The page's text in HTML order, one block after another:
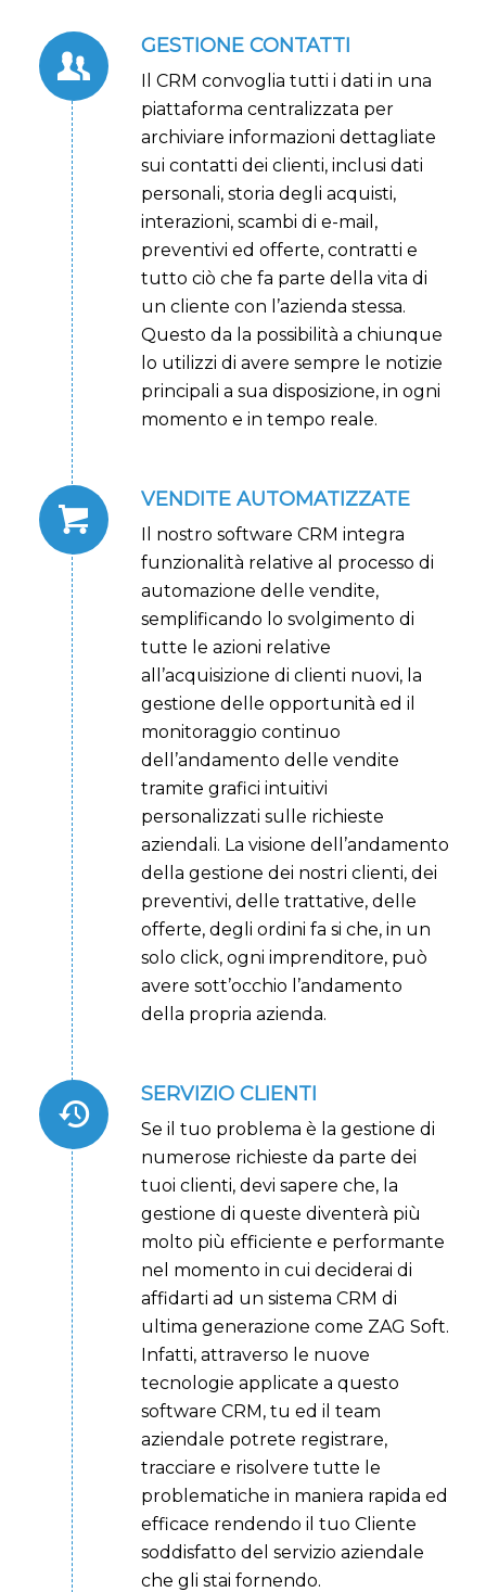
GESTIONE CONTATTI
Il CRM convoglia tutti i dati in una
piattaforma centralizzata per
archiviare informazioni dettagliate
sui contatti dei clienti, inclusi dati
personali, storia degli acquisti,
interazioni, scambi di e-mail,
preventivi ed offerte, contratti e
tutto ciò che fa parte della vita di
un cliente con l’azienda stessa.
Questo da la possibilità a chiunque
lo utilizzi di avere sempre le notizie
principali a sua disposizione, in ogni
momento e in tempo reale.
VENDITE AUTOMATIZZATE
Il nostro software CRM integra
funzionalità relative al processo di
automazione delle vendite,
semplificando lo svolgimento di
tutte le azioni relative
all’acquisizione di clienti nuovi, la
gestione delle opportunità ed il
monitoraggio continuo
dell’andamento delle vendite
tramite grafici intuitivi
personalizzati sulle richieste
aziendali. La visione dell’andamento
della gestione dei nostri clienti, dei
preventivi, delle trattative, delle
offerte, degli ordini fa si che, in un
solo click, ogni imprenditore, può
avere sott’occhio l’andamento
della propria azienda.
SERVIZIO CLIENTI
Se il tuo problema è la gestione di
numerose richieste da parte dei
tuoi clienti, devi sapere che, la
gestione di queste diventerà più
molto più efficiente e performante
nel momento in cui deciderai di
affidarti ad un sistema CRM di
ultima generazione come ZAG Soft.
Infatti, attraverso le nuove
tecnologie applicate a questo
software CRM, tu ed il team
aziendale potrete registrare,
tracciare e risolvere tutte le
problematiche in maniera rapida ed
efficace rendendo il tuo Cliente
soddisfatto del servizio aziendale
che gli stai fornendo.